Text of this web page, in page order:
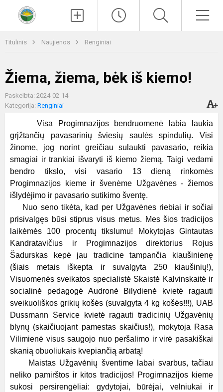
Titulinis Naujienos Renginiai
Žiema, žiema, bėk iš kiemo!
Paskelbta: 2024-02-14
Kategorija: Renginiai
Visa Progimnazijos bendruomenė labia laukia
grįžtančių pavasarinių šviesių saulės spindulių. Visi
žinome, jog norint greičiau sulaukti pavasario, reikia
smagiai ir trankiai išvaryti iš kiemo žiemą. Taigi vedami
bendro tikslo, visi vasario 13 dieną rinkomės
Progimnazijos kieme ir švenėme Užgavėnes - žiemos
išlydėjimo ir pavasario sutikimo šventę.
Nuo seno tikėta, kad per Užgavėnes riebiai ir sočiai
prisivalgęs būsi stiprus visus metus. Mes šios tradicijos
laikėmės 100 procentų tikslumu! Mokytojas Gintautas
Kandratavičius ir Progimnazijos direktorius Rojus
Šadurskas kepė jau tradicine tampančia kiaušinienę
(šiais metais iškepta ir suvalgyta 250 kiaušinių!),
Visuomenės sveikatos specialistė Skaistė Kalvinskaitė ir
socialinė pedagogė Audronė Bilydienė kvietė ragauti
sveikuoliškos grikių košės (suvalgyta 4 kg košės!!!), UAB
Dussmann Service kvietė ragauti tradicinių Užgavėnių
blynų (skaičiuojant pamestas skaičius!), mokytoja Rasa
Vilimienė visus saugojo nuo peršalimo ir virė pasakiškai
skanią obuoliukais kvepiančią arbatą!
Maistas Užgavėnių šventime labai svarbus, tačiau
neliko pamirštos ir kitos tradicijos! Progimnazijos kieme
sukosi persirengėliai: gydytojai, būrėjai, velniukai ir